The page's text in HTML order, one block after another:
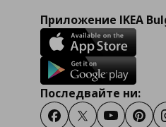
Приложение IKEA
Последвайте ни:
FacebookTwitterYoutube